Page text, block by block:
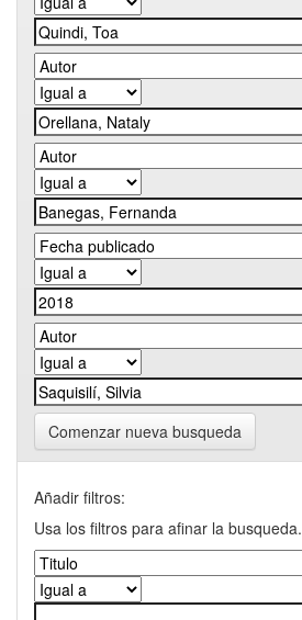
Comenzar nueva busqueda
Añadir filtros:
Usa los filtros para afinar la busqueda.